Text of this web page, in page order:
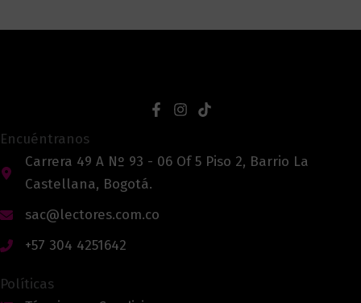
Encuéntranos
Carrera 49 A Nº 93 - 06 Of 5 Piso 2, Barrio La
Castellana, Bogotá.
sac@lectores.com.co
+57 304 4251642
Políticas